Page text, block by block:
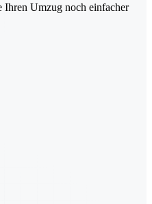
Ihren Umzug noch einfacher